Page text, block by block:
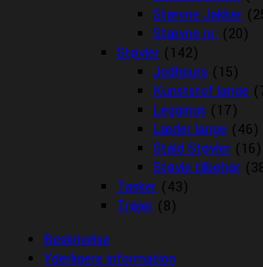
Stævne Jakker
Stævne nr. (20)
Støvler (142)
Jodhpurs (15)
Kunststof lange
Leggings (17)
Læder lange (46)
Stald Støvler (16)
Støvle tilbehør
Tasker (43)
Trøjer (8)
Beskrivelse
Yderligere information